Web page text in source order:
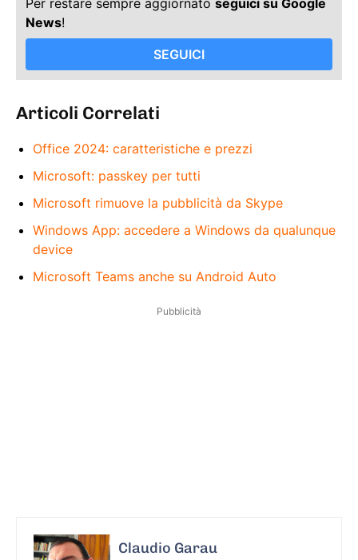
News!
SEGUICI
Articoli Correlati
Office 2024: caratteristiche e prezzi
Microsoft: passkey per tutti
Microsoft rimuove la pubblicità da Skype
Windows App: accedere a Windows da qualunque
device
Microsoft Teams anche su Android Auto
Pubblicità
Claudio Garau